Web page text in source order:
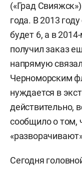
(«Град
года. В 2013
будет 6, а в
получил заказ
напрямую
Черноморским
нуждается в
действительно,
сообщило о том,
Сегодня